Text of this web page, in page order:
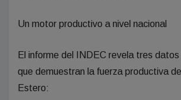
Un motor productivo a nivel nacional
El informe del INDEC revela tres
que demuestran la fuerza productiva
Estero: